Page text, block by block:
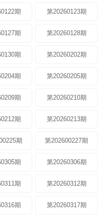
期 第20260123期
期 第20260128期
期 第20260202期
期 第20260205期
期 第20260210期
期 第20260213期
期 第202600227期
期 第20260306期
期 第20260312期
期 第20260317期